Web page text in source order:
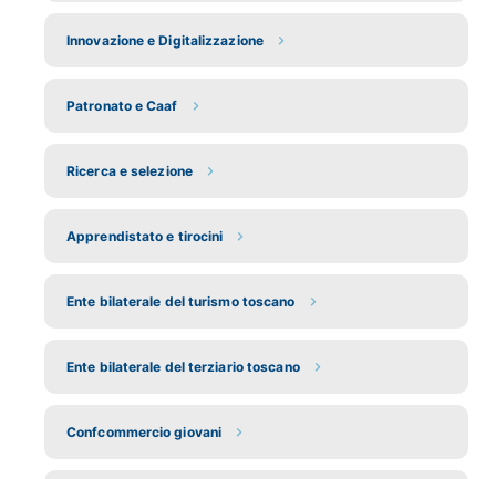
Innovazione e Digitalizzazione
Patronato e Caaf
Ricerca e selezione
Apprendistato e tirocini
Ente bilaterale del turismo toscano
Ente bilaterale del terziario toscano
Confcommercio giovani